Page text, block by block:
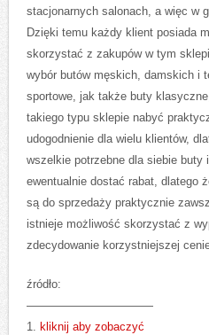
stacjonarnych salonach, a więc w
Dzięki temu każdy klient posiada
skorzystać z zakupów w tym
wybór butów męskich, damskich i
sportowe, jak także buty
takiego typu sklepie nabyć
udogodnienie dla wielu klientów,
wszelkie potrzebne dla siebie
ewentualnie dostać rabat, dlatego
są do sprzedaży praktycznie
istnieje możliwość skorzystać z
zdecydowanie korzystniejszej
źródło:
———————————
1. kliknij aby zobaczyć